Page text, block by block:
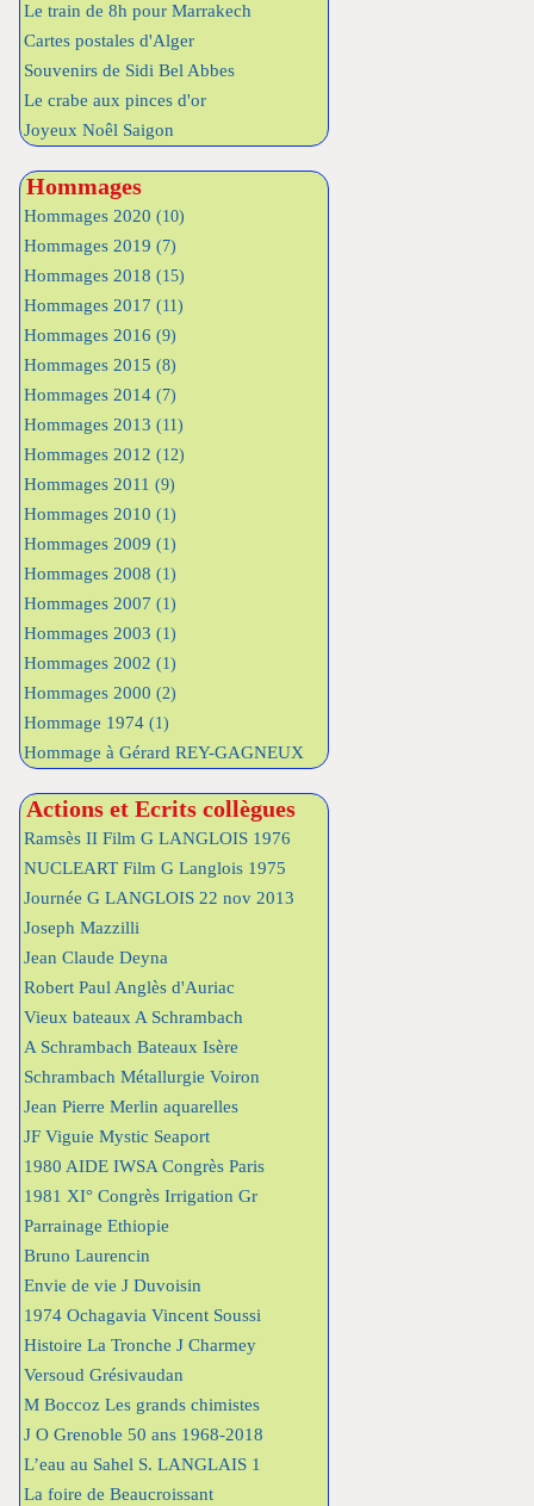
Le train de 8h pour Marrakech
Cartes postales d'Alger
Souvenirs de Sidi Bel Abbes
Le crabe aux pinces d'or
Joyeux Noêl Saigon
Hommages
Hommages 2020 (10)
Hommages 2019 (7)
Hommages 2018 (15)
Hommages 2017 (11)
Hommages 2016 (9)
Hommages 2015 (8)
Hommages 2014 (7)
Hommages 2013 (11)
Hommages 2012 (12)
Hommages 2011 (9)
Hommages 2010 (1)
Hommages 2009 (1)
Hommages 2008 (1)
Hommages 2007 (1)
Hommages 2003 (1)
Hommages 2002 (1)
Hommages 2000 (2)
Hommage 1974 (1)
Hommage à Gérard REY-GAGNEUX
Actions et Ecrits collègues
Ramsès II Film G LANGLOIS 1976
NUCLEART Film G Langlois 1975
Journée G LANGLOIS 22 nov 2013
Joseph Mazzilli
Jean Claude Deyna
Robert Paul Anglès d'Auriac
Vieux bateaux A Schrambach
A Schrambach Bateaux Isère
Schrambach Métallurgie Voiron
Jean Pierre Merlin aquarelles
JF Viguie Mystic Seaport
1980 AIDE IWSA Congrès Paris
1981 XI° Congrès Irrigation Gr
Parrainage Ethiopie
Bruno Laurencin
Envie de vie J Duvoisin
1974 Ochagavia Vincent Soussi
Histoire La Tronche J Charmey
Versoud Grésivaudan
M Boccoz Les grands chimistes
J O Grenoble 50 ans 1968-2018
L’eau au Sahel S. LANGLAIS 1
La foire de Beaucroissant